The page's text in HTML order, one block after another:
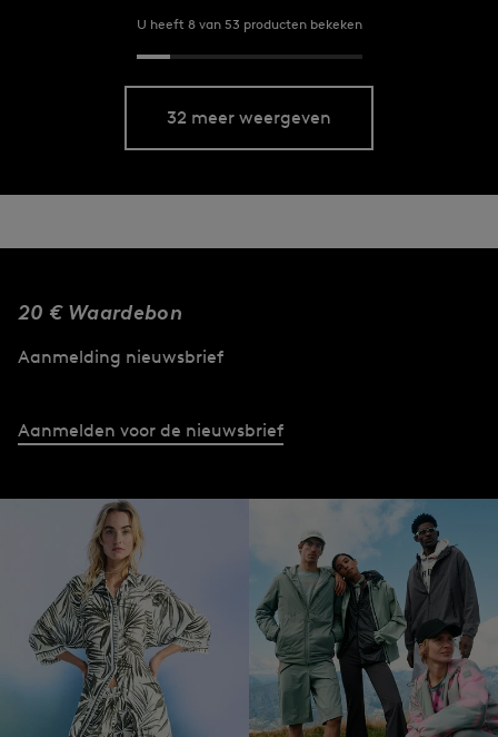
U heeft 8 van 53 producten bekeken
32 meer weergeven
20 € Waardebon
Aanmelding nieuwsbrief
Aanmelden voor de nieuwsbrief